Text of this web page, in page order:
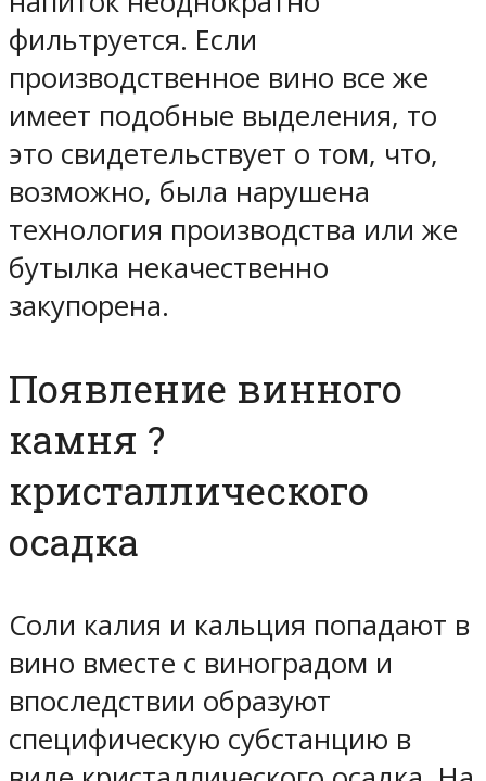
фильтруется. Если
производственное вино все же
имеет подобные выделения, то
это свидетельствует о том, что,
возможно, была нарушена
технология производства или же
бутылка некачественно
закупорена.
Появление винного
камня ?
кристаллического
осадка
Соли калия и кальция попадают в
вино вместе с виноградом и
впоследствии образуют
специфическую субстанцию в